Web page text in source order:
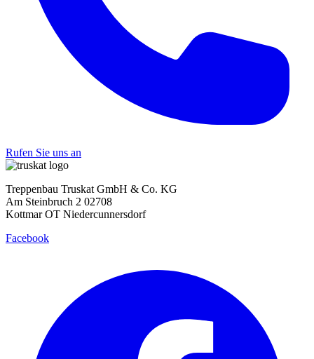
Rufen Sie uns an
Treppenbau Truskat GmbH & Co. KG
Am Steinbruch 2 02708
Kottmar OT Niedercunnersdorf
Facebook